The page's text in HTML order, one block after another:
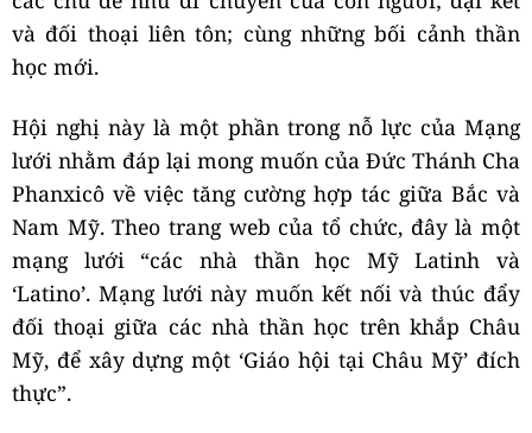
và đối thoại liên tôn; cùng những bối cảnh thần
học mới.
Hội nghị này là một phần trong nỗ lực của Mạng
lưới nhằm đáp lại mong muốn của Đức Thánh Cha
Phanxicô về việc tăng cường hợp tác giữa Bắc và
Nam Mỹ. Theo trang web của tổ chức, đây là một
mạng lưới “các nhà thần học Mỹ Latinh và
‘Latino’. Mạng lưới này muốn kết nối và thúc đẩy
đối thoại giữa các nhà thần học trên khắp Châu
Mỹ, để xây dựng một ‘Giáo hội tại Châu Mỹ’ đích
thực”.